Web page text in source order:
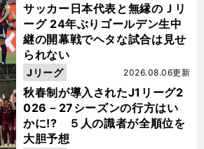
サッカー日本代表と無縁のＪリ
ーグ 24年ぶりゴールデン生中
継の開幕戦でヘタな試合は見せ
られない
秋春制が導入されたJ1リーグ2
026－27シーズンの行方はい
かに!? ５人の識者が全順位を
大胆予想
2026.08.06更新
Jリーグ